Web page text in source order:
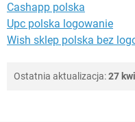
Cashapp polska
Upc polska logowanie
Wish sklep polska bez
Ostatnia aktualizacja:27